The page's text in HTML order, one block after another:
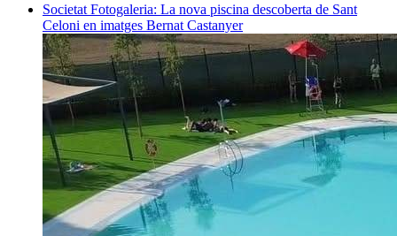
Societat Fotogaleria: La nova piscina descoberta de Sant
Celoni en imatges Bernat Castanyer